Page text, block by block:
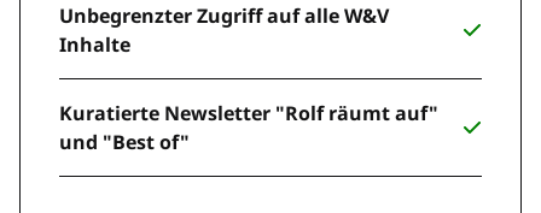
Unbegrenzter Zugriff auf alle W&V
Inhalte
Kuratierte Newsletter "Rolf räumt auf"
und "Best of"